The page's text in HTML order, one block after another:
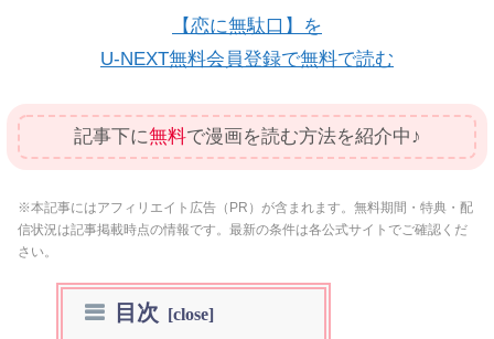
【恋に無駄口】を
U-NEXT無料会員登録で無料で読む
記事下に無料で漫画を読む方法を紹介中♪
※本記事にはアフィリエイト広告（PR）が含まれます。無料期間・特典・配
信状況は記事掲載時点の情報です。最新の条件は各公式サイトでご確認くだ
さい。
目次